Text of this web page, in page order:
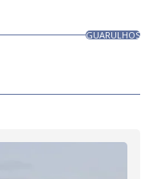
GUARULHOS